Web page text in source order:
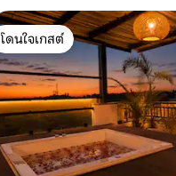
โดนใจเกสต์
โดนใจเกสต์